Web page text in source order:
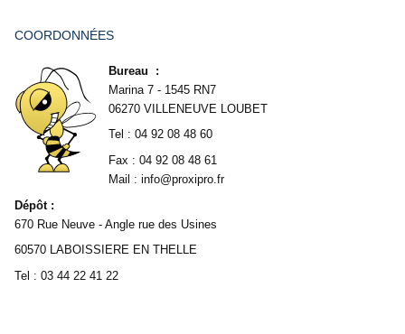
COORDONNÉES
Bureau :
Marina 7 - 1545 RN7
06270 VILLENEUVE LOUBET
Tel : 04 92 08 48 60
Fax : 04 92 08 48 61
Mail : info@proxipro.fr
Dépôt :
670 Rue Neuve - Angle rue des Usines
60570 LABOISSIERE EN THELLE
Tel : 03 44 22 41 22